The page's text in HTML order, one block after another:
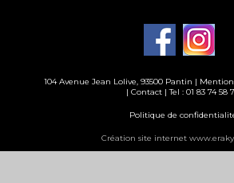
104 Avenue Jean Lolive, 93500 Pantin |
| Contact | Tel : 01 83 74 58
Politique de
Création site internet